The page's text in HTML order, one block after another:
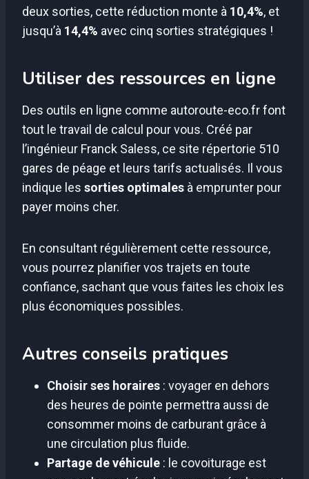
deux sorties, cette réduction monte à 10,4%, et
jusqu’à 14,4% avec cinq sorties stratégiques !
Utiliser des ressources en ligne
Des outils en ligne comme autoroute-eco.fr font
tout le travail de calcul pour vous. Créé par
l’ingénieur Franck Saless, ce site répertorie 510
gares de péage et leurs tarifs actualisés. Il vous
indique les sorties optimales à emprunter pour
payer moins cher.
En consultant régulièrement cette ressource,
vous pourrez planifier vos trajets en toute
confiance, sachant que vous faites les choix les
plus économiques possibles.
Autres conseils pratiques
Choisir ses horaires : voyager en dehors
des heures de pointe permettra aussi de
consommer moins de carburant grâce à
une circulation plus fluide.
Partage de véhicule : le covoiturage est